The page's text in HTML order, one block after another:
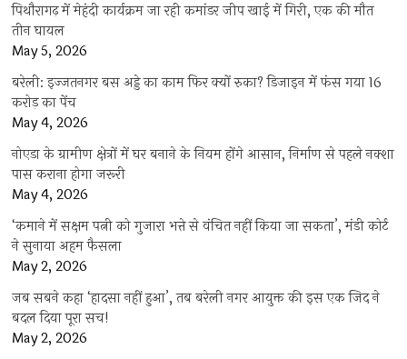
पिथौरागढ़ में मेहंदी कार्यक्रम जा रही कमांडर जीप खाई में गिरी, एक की मौत
तीन घायल
May 5, 2026
बरेली: इज्जतनगर बस अड्डे का काम फिर क्यों रुका? डिजाइन में फंस गया 16
करोड़ का पेंच
May 4, 2026
नोएडा के ग्रामीण क्षेत्रों में घर बनाने के नियम होंगे आसान, निर्माण से पहले नक्शा
पास कराना होगा जरूरी
May 4, 2026
‘कमाने में सक्षम पत्नी को गुजारा भत्ते से वंचित नहीं किया जा सकता’, मंडी कोर्ट
ने सुनाया अहम फैसला
May 2, 2026
जब सबने कहा ‘हादसा नहीं हुआ’, तब बरेली नगर आयुक्त की इस एक जिद ने
बदल दिया पूरा सच!
May 2, 2026